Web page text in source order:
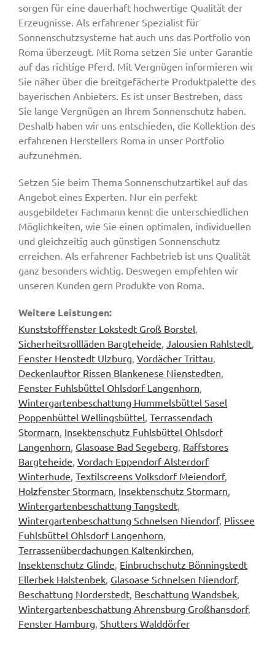
sorgen für eine dauerhaft hochwertige Qualität der
Erzeugnisse. Als erfahrener Spezialist für
Sonnenschutzsysteme hat auch uns das Portfolio von
Roma überzeugt. Mit Roma setzen Sie unter Garantie
auf das richtige Pferd. Mit Vergnügen informieren wir
Sie näher über die breitgefächerte Produktpalette des
bayerischen Anbieters. Es ist unser Bestreben, dass
Sie lange Vergnügen an Ihrem Sonnenschutz haben.
Deshalb haben wir uns entschieden, die Kollektion des
erfahrenen Herstellers Roma in unser Portfolio
aufzunehmen.
Setzen Sie beim Thema Sonnenschutzartikel auf das
Angebot eines Experten. Nur ein perfekt
ausgebildeter Fachmann kennt die unterschiedlichen
Möglichkeiten, wie Sie einen optimalen, individuellen
und gleichzeitig auch günstigen Sonnenschutz
erreichen. Als erfahrener Fachbetrieb ist uns Qualität
ganz besonders wichtig. Deswegen empfehlen wir
unseren Kunden gern Produkte von Roma.
Weitere Leistungen:
Kunststofffenster Lokstedt Groß Borstel,
Sicherheitsrollläden Bargteheide, Jalousien Rahlstedt,
Fenster Henstedt Ulzburg, Vordächer Trittau,
Deckenlauftor Rissen Blankenese Nienstedten,
Fenster Fuhlsbüttel Ohlsdorf Langenhorn,
Wintergartenbeschattung Hummelsbüttel Sasel
Poppenbüttel Wellingsbüttel, Terrassendach
Stormarn, Insektenschutz Fuhlsbüttel Ohlsdorf
Langenhorn, Glasoase Bad Segeberg, Raffstores
Bargteheide, Vordach Eppendorf Alsterdorf
Winterhude, Textilscreens Volksdorf Meiendorf,
Holzfenster Stormarn, Insektenschutz Stormarn,
Wintergartenbeschattung Tangstedt,
Wintergartenbeschattung Schnelsen Niendorf, Plissee
Fuhlsbüttel Ohlsdorf Langenhorn,
Terrassenüberdachungen Kaltenkirchen,
Insektenschutz Glinde, Einbruchschutz Bönningstedt
Ellerbek Halstenbek, Glasoase Schnelsen Niendorf,
Beschattung Norderstedt, Beschattung Wandsbek,
Wintergartenbeschattung Ahrensburg Großhansdorf,
Fenster Hamburg, Shutters Walddörfer